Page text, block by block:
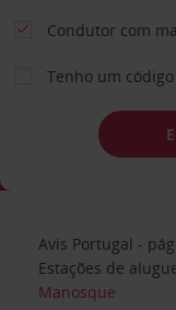
Condutor com
Tenho um
Avis Portugal -
Estações de
Manosque